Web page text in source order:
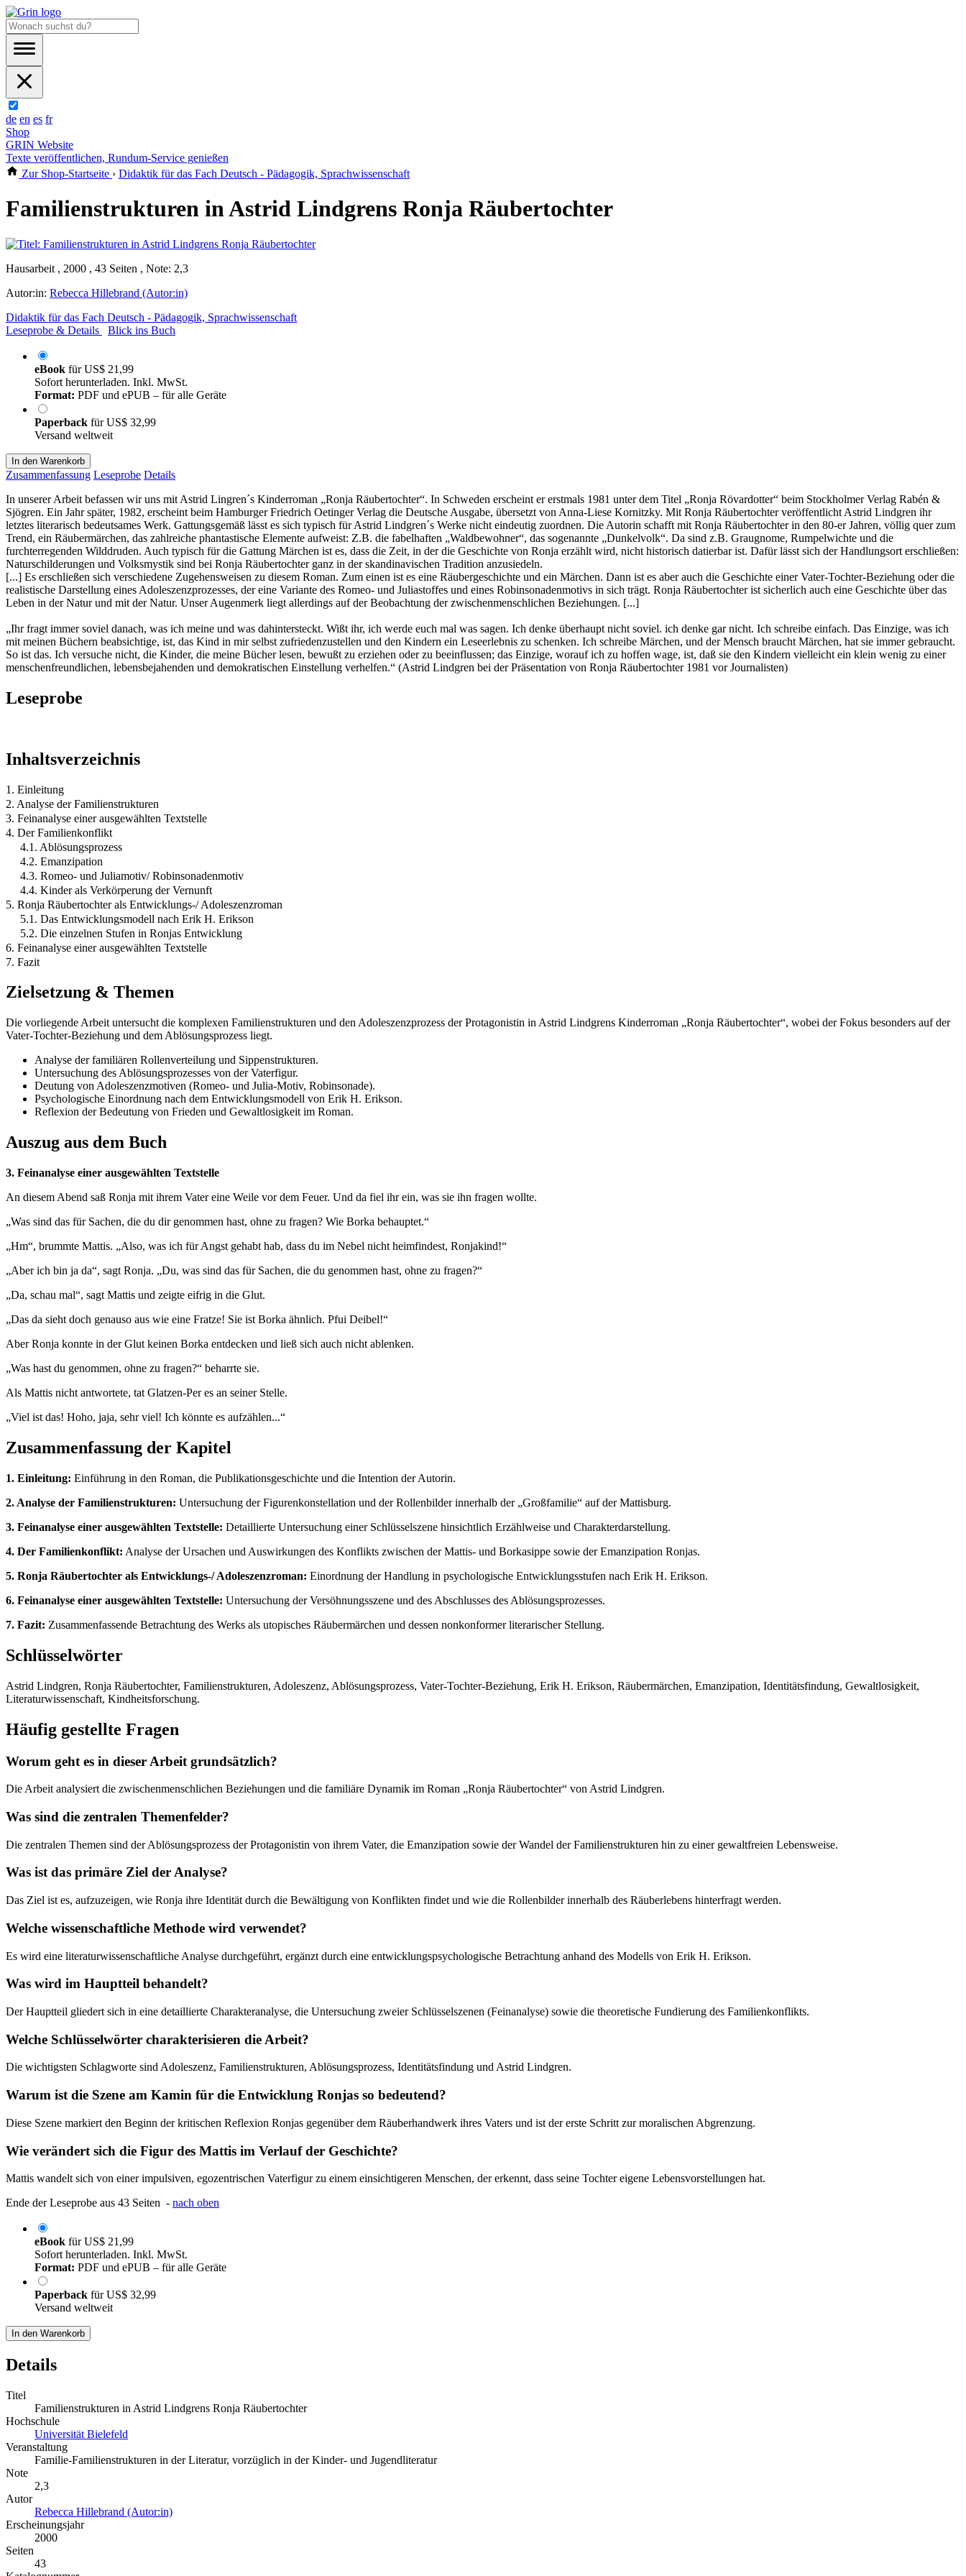
de en es fr
Shop
GRIN Website
Texte veröffentlichen, Rundum-Service genießen
Zur Shop-Startseite › Didaktik für das Fach Deutsch - Pädagogik, Sprachwissenschaft
Familienstrukturen in Astrid Lindgrens Ronja Räubertochter
Hausarbeit , 2000 , 43 Seiten , Note: 2,3
Autor:in: Rebecca Hillebrand (Autor:in)
Didaktik für das Fach Deutsch - Pädagogik, Sprachwissenschaft
Leseprobe & Details
Blick ins Buch
eBook fürUS$ 21,99
Sofort herunterladen. Inkl. MwSt.
Format: PDF und ePUB – für alle Geräte
Paperback fürUS$ 32,99
Versand weltweit
In den Warenkorb
Zusammenfassung Leseprobe Details
In unserer Arbeit befassen wir uns mit Astrid Lingren´s Kinderroman „Ronja Räubertochter“. In Schweden erscheint er erstmals 1981 unter dem Titel „Ronja Rövardotter“ beim Stockholmer Verlag Rabén &
Sjögren. Ein Jahr später, 1982, erscheint beim Hamburger Friedrich Oetinger Verlag die Deutsche Ausgabe, übersetzt von Anna-Liese Kornitzky. Mit Ronja Räubertochter veröffentlicht Astrid Lindgren ihr
letztes literarisch bedeutsames Werk. Gattungsgemäß lässt es sich typisch für Astrid Lindgren´s Werke nicht eindeutig zuordnen. Die Autorin schafft mit Ronja Räubertochter in den 80-er Jahren, völlig quer zum
Trend, ein Räubermärchen, das zahlreiche phantastische Elemente aufweist: Z.B. die fabelhaften „Waldbewohner“, das sogenannte „Dunkelvolk“. Da sind z.B. Graugnome, Rumpelwichte und die
furchterregenden Wilddruden. Auch typisch für die Gattung Märchen ist es, dass die Zeit, in der die Geschichte von Ronja erzählt wird, nicht historisch datierbar ist. Dafür lässt sich der Handlungsort erschließen:
Naturschilderungen und Volksmystik sind bei Ronja Räubertochter ganz in der skandinavischen Tradition anzusiedeln.
[...] Es erschließen sich verschiedene Zugehensweisen zu diesem Roman. Zum einen ist es eine Räubergeschichte und ein Märchen. Dann ist es aber auch die Geschichte einer Vater-Tochter-Beziehung oder die
realistische Darstellung eines Adoleszenzprozesses, der eine Variante des Romeo- und Juliastoffes und eines Robinsonadenmotivs in sich trägt. Ronja Räubertochter ist sicherlich auch eine Geschichte über das
Leben in der Natur und mit der Natur. Unser Augenmerk liegt allerdings auf der Beobachtung der zwischenmenschlichen Beziehungen. [...]
„Ihr fragt immer soviel danach, was ich meine und was dahintersteckt. Wißt ihr, ich werde euch mal was sagen. Ich denke überhaupt nicht soviel. ich denke gar nicht. Ich schreibe einfach. Das Einzige, was ich
mit meinen Büchern beabsichtige, ist, das Kind in mir selbst zufriedenzustellen und den Kindern ein Leseerlebnis zu schenken. Ich schreibe Märchen, und der Mensch braucht Märchen, hat sie immer gebraucht.
So ist das. Ich versuche nicht, die Kinder, die meine Bücher lesen, bewußt zu erziehen oder zu beeinflussen; das Einzige, worauf ich zu hoffen wage, ist, daß sie den Kindern vielleicht ein klein wenig zu einer
menschenfreundlichen, lebensbejahenden und demokratischen Einstellung verhelfen.“ (Astrid Lindgren bei der Präsentation von Ronja Räubertochter 1981 vor Journalisten)
Leseprobe
Inhaltsverzeichnis
1. Einleitung
2. Analyse der Familienstrukturen
3. Feinanalyse einer ausgewählten Textstelle
4. Der Familienkonflikt
4.1. Ablösungsprozess
4.2. Emanzipation
4.3. Romeo- und Juliamotiv/ Robinsonadenmotiv
4.4. Kinder als Verkörperung der Vernunft
5. Ronja Räubertochter als Entwicklungs-/ Adoleszenzroman
5.1. Das Entwicklungsmodell nach Erik H. Erikson
5.2. Die einzelnen Stufen in Ronjas Entwicklung
6. Feinanalyse einer ausgewählten Textstelle
7. Fazit
Zielsetzung & Themen
Die vorliegende Arbeit untersucht die komplexen Familienstrukturen und den Adoleszenzprozess der Protagonistin in Astrid Lindgrens Kinderroman „Ronja Räubertochter“, wobei der Fokus besonders auf der
Vater-Tochter-Beziehung und dem Ablösungsprozess liegt.
Analyse der familiären Rollenverteilung und Sippenstrukturen.
Untersuchung des Ablösungsprozesses von der Vaterfigur.
Deutung von Adoleszenzmotiven (Romeo- und Julia-Motiv, Robinsonade).
Psychologische Einordnung nach dem Entwicklungsmodell von Erik H. Erikson.
Reflexion der Bedeutung von Frieden und Gewaltlosigkeit im Roman.
Auszug aus dem Buch
3. Feinanalyse einer ausgewählten Textstelle
An diesem Abend saß Ronja mit ihrem Vater eine Weile vor dem Feuer. Und da fiel ihr ein, was sie ihn fragen wollte.
„Was sind das für Sachen, die du dir genommen hast, ohne zu fragen? Wie Borka behauptet.“
„Hm“, brummte Mattis. „Also, was ich für Angst gehabt hab, dass du im Nebel nicht heimfindest, Ronjakind!“
„Aber ich bin ja da“, sagt Ronja. „Du, was sind das für Sachen, die du genommen hast, ohne zu fragen?“
„Da, schau mal“, sagt Mattis und zeigte eifrig in die Glut.
„Das da sieht doch genauso aus wie eine Fratze! Sie ist Borka ähnlich. Pfui Deibel!“
Aber Ronja konnte in der Glut keinen Borka entdecken und ließ sich auch nicht ablenken.
„Was hast du genommen, ohne zu fragen?“ beharrte sie.
Als Mattis nicht antwortete, tat Glatzen-Per es an seiner Stelle.
„Viel ist das! Hoho, jaja, sehr viel! Ich könnte es aufzählen...“
Zusammenfassung der Kapitel
1. Einleitung: Einführung in den Roman, die Publikationsgeschichte und die Intention der Autorin.
2. Analyse der Familienstrukturen: Untersuchung der Figurenkonstellation und der Rollenbilder innerhalb der „Großfamilie“ auf der Mattisburg.
3. Feinanalyse einer ausgewählten Textstelle: Detaillierte Untersuchung einer Schlüsselszene hinsichtlich Erzählweise und Charakterdarstellung.
4. Der Familienkonflikt: Analyse der Ursachen und Auswirkungen des Konflikts zwischen der Mattis- und Borkasippe sowie der Emanzipation Ronjas.
5. Ronja Räubertochter als Entwicklungs-/ Adoleszenzroman: Einordnung der Handlung in psychologische Entwicklungsstufen nach Erik H. Erikson.
6. Feinanalyse einer ausgewählten Textstelle: Untersuchung der Versöhnungsszene und des Abschlusses des Ablösungsprozesses.
7. Fazit: Zusammenfassende Betrachtung des Werks als utopisches Räubermärchen und dessen nonkonformer literarischer Stellung.
Schlüsselwörter
Astrid Lindgren, Ronja Räubertochter, Familienstrukturen, Adoleszenz, Ablösungsprozess, Vater-Tochter-Beziehung, Erik H. Erikson, Räubermärchen, Emanzipation, Identitätsfindung, Gewaltlosigkeit,
Literaturwissenschaft, Kindheitsforschung.
Häufig gestellte Fragen
Worum geht es in dieser Arbeit grundsätzlich?
Die Arbeit analysiert die zwischenmenschlichen Beziehungen und die familiäre Dynamik im Roman „Ronja Räubertochter“ von Astrid Lindgren.
Was sind die zentralen Themenfelder?
Die zentralen Themen sind der Ablösungsprozess der Protagonistin von ihrem Vater, die Emanzipation sowie der Wandel der Familienstrukturen hin zu einer gewaltfreien Lebensweise.
Was ist das primäre Ziel der Analyse?
Das Ziel ist es, aufzuzeigen, wie Ronja ihre Identität durch die Bewältigung von Konflikten findet und wie die Rollenbilder innerhalb des Räuberlebens hinterfragt werden.
Welche wissenschaftliche Methode wird verwendet?
Es wird eine literaturwissenschaftliche Analyse durchgeführt, ergänzt durch eine entwicklungspsychologische Betrachtung anhand des Modells von Erik H. Erikson.
Was wird im Hauptteil behandelt?
Der Hauptteil gliedert sich in eine detaillierte Charakteranalyse, die Untersuchung zweier Schlüsselszenen (Feinanalyse) sowie die theoretische Fundierung des Familienkonflikts.
Welche Schlüsselwörter charakterisieren die Arbeit?
Die wichtigsten Schlagworte sind Adoleszenz, Familienstrukturen, Ablösungsprozess, Identitätsfindung und Astrid Lindgren.
Warum ist die Szene am Kamin für die Entwicklung Ronjas so bedeutend?
Diese Szene markiert den Beginn der kritischen Reflexion Ronjas gegenüber dem Räuberhandwerk ihres Vaters und ist der erste Schritt zur moralischen Abgrenzung.
Wie verändert sich die Figur des Mattis im Verlauf der Geschichte?
Mattis wandelt sich von einer impulsiven, egozentrischen Vaterfigur zu einem einsichtigeren Menschen, der erkennt, dass seine Tochter eigene Lebensvorstellungen hat.
Ende der Leseprobe aus 43 Seiten - nach oben
eBook fürUS$ 21,99
Sofort herunterladen. Inkl. MwSt.
Format: PDF und ePUB – für alle Geräte
Paperback fürUS$ 32,99
Versand weltweit
In den Warenkorb
Details
Titel
Familienstrukturen in Astrid Lindgrens Ronja Räubertochter
Hochschule
Universität Bielefeld
Veranstaltung
Familie-Familienstrukturen in der Literatur, vorzüglich in der Kinder- und Jugendliteratur
Note
2,3
Autor
Rebecca Hillebrand (Autor:in)
Erscheinungsjahr
2000
Seiten
43